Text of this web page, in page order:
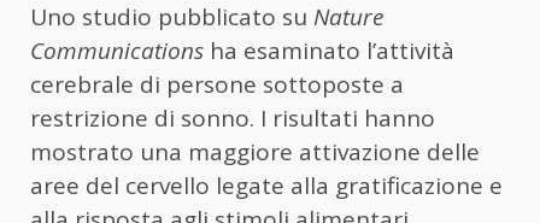
Uno studio pubblicato su Nature
Communications ha esaminato l’attività
cerebrale di persone sottoposte a
restrizione di sonno. I risultati hanno
mostrato una maggiore attivazione delle
aree del cervello legate alla gratificazione e